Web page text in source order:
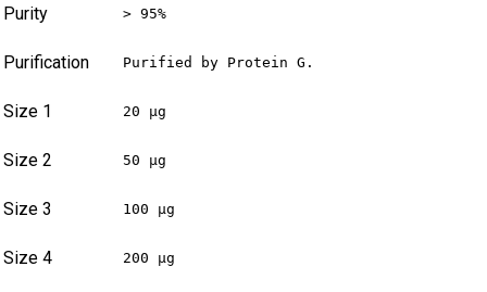
Purity > 95%
Purification Purified by Protein G.
Size 1 20 µg
Size 2 50 µg
Size 3 100 µg
Size 4 200 µg